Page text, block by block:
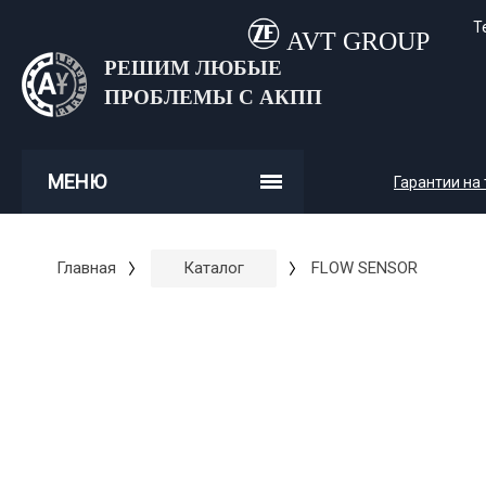
AVT GROUP
РЕШИМ ЛЮБЫЕ
ПРОБЛЕМЫ С АКПП
МЕНЮ Гарантии на
Главная Каталог FLOW SENSOR